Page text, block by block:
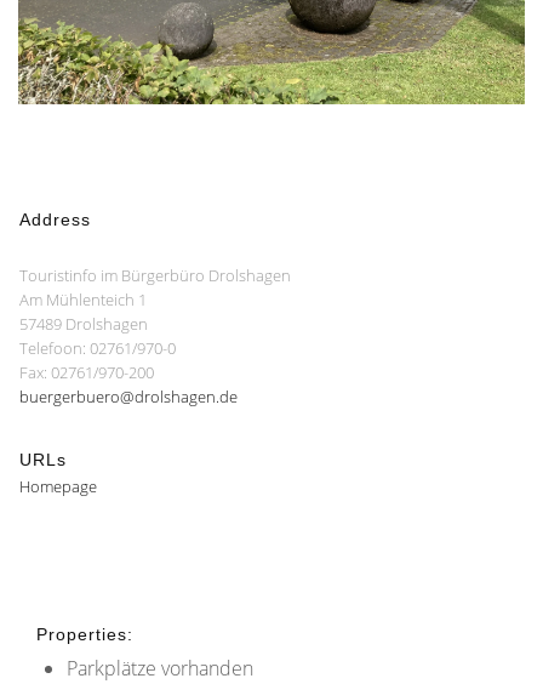
Address
Touristinfo im Bürgerbüro Drolshagen
Am Mühlenteich 1
57489 Drolshagen
Telefoon: 02761/970-0
Fax: 02761/970-200
buergerbuero@drolshagen.de
URLs
Homepage
Properties:
Parkplätze vorhanden